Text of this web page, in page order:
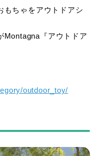
もちゃをアウトドアシ
Montagna『アウトドア
outdoor_toy/